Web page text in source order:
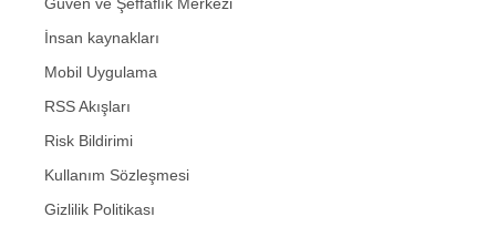
İnsan kaynakları
Mobil Uygulama
RSS Akışları
Risk Bildirimi
Kullanım Sözleşmesi
Gizlilik Politikası